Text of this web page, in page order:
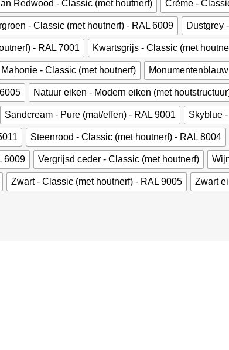
Redwood - Classic (met houtnerf) Crème -
- Classic (met houtnerf) - RAL 6009 Dustgrey
- RAL 7001 Kwartsgrijs - Classic (met
Mahonie - Classic (met houtnerf)
Natuur eiken - Modern eiken (met
Sandcream - Pure (mat/effen) - RAL 9001 Skyblue
Steenrood - Classic (met houtnerf) - RAL 8004
6009 Vergrijsd ceder - Classic (met houtnerf)
Zwart - Classic (met houtnerf) - RAL 9005 Zwart